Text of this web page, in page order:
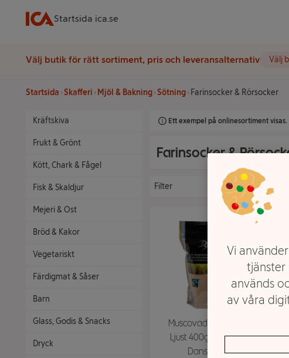
Startsida ica.se
Välj butik för rätt sortiment, pris och leveransalternativ Välj
Startsida Skafferi Mjöl & Bakning Sötning Farinsocker & Rörsocker
Kräftskiva
Frukt & Grönt
Kött, Chark & Fågel
Fisk & Skaldjur
Mejeri & Ost
Bröd & Kakor
Vegetariskt
Färdigmat & Såser
Barn
Glass, Godis & Snacks
Dryck
Ett exempel på onlinesortiment visas.
Farinsocker &
Filter
Muscovadorörsocker
Ljust 400g Fairtrade
Dansukker
Vi
tjänster
används
av våra